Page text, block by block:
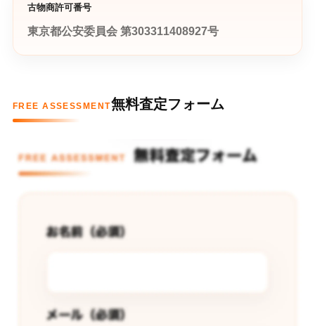
古物商許可番号
東京都公安委員会 第303311408927号
FREE ASSESSMENT無料査定フォーム